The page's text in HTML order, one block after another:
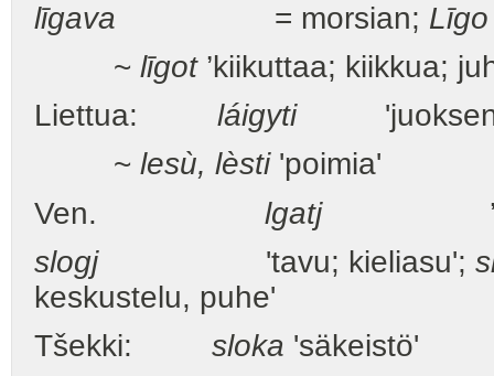
līgava = morsian; Līgo
~ līgot’kiikuttaa; kiikkua;
Liettua: láigyti
~ lesù, lèsti'poimia'
Ven. lgatj
slogj'tavu; kieliasu';
keskustelu, puhe'
Tšekki: sloka 'säkeistö'